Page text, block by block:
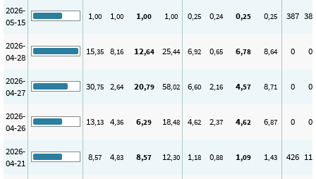
2026-
05-15
1,00 1,00 1,00 1,00 0,25 0,24 0,25 0,25 387 383
2026-
04-28
15,35 8,16 12,64 25,44 6,92 0,65 6,78 8,64 0 0
2026-
04-27
30,75 2,64 20,79 58,02 6,60 2,16 4,57 8,71 0 0
2026-
04-26
13,13 4,36 6,29 18,48 4,62 2,37 4,62 6,87 0 0
2026-
04-21
8,57 4,83 8,57 12,30 1,18 0,88 1,09 1,43 426 110